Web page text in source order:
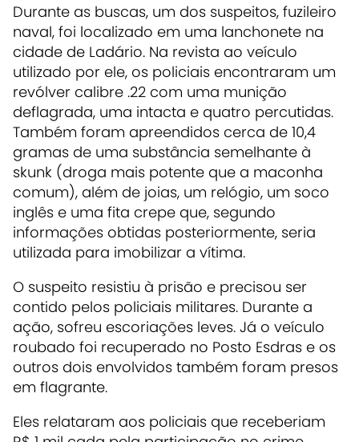
Durante as buscas, um dos suspeitos, fuzileiro
naval, foi localizado em uma lanchonete na
cidade de Ladário. Na revista ao veículo
utilizado por ele, os policiais encontraram um
revólver calibre .22 com uma munição
deflagrada, uma intacta e quatro percutidas.
Também foram apreendidos cerca de 10,4
gramas de uma substância semelhante à
skunk (droga mais potente que a maconha
comum), além de joias, um relógio, um soco
inglês e uma fita crepe que, segundo
informações obtidas posteriormente, seria
utilizada para imobilizar a vítima.
O suspeito resistiu à prisão e precisou ser
contido pelos policiais militares. Durante a
ação, sofreu escoriações leves. Já o veículo
roubado foi recuperado no Posto Esdras e os
outros dois envolvidos também foram presos
em flagrante.
Eles relataram aos policiais que receberiam